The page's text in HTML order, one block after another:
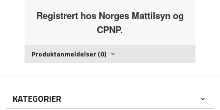
Registrert hos Norges Mattilsyn og
CPNP.
Produktanmeldelser (0)
KATEGORIER